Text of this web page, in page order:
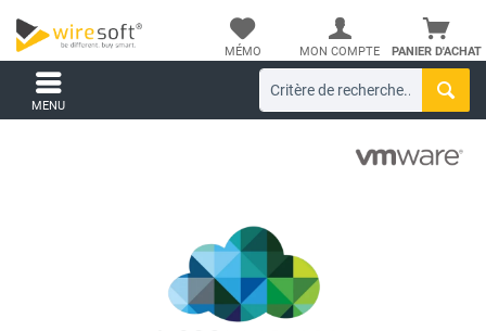
PANIER D'ACHAT
MÉMO MON COMPTE
MENU